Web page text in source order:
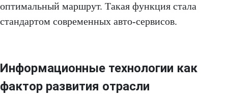
оптимальный маршрут. Такая функция стала
стандартом современных авто-сервисов.
Информационные технологии как
фактор развития отрасли